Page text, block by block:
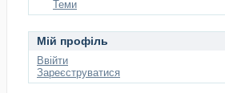
Теми
Мій профіль
Ввійти
Зареєструватися